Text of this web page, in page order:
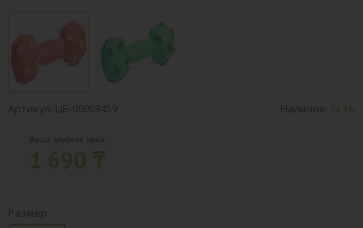
Артикул: ЦБ-00003459 Наличие: Есть
Ваша клубная цена:
Размер